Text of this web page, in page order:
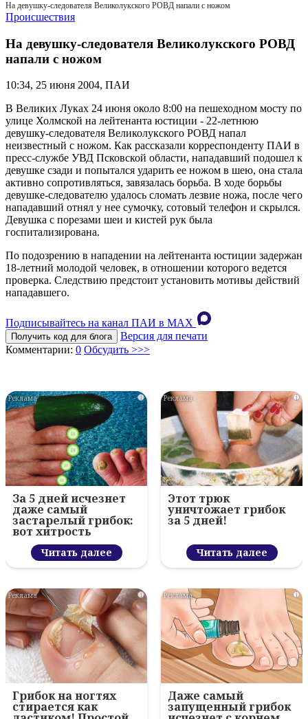
На девушку-следователя Великолукского РОВД напали с ножом
Происшествия
На девушку-следователя Великолукского РОВД
напали с ножом
10:34, 25 июня 2004, ПАИ
В Великих Луках 24 июня около 8:00 на пешеходном мосту по
улице Холмской на лейтенанта юстиции - 22-летнюю
девушку-следователя Великолукского РОВД напал
неизвестный с ножом. Как рассказали корреспонденту ПАИ в
пресс-службе УВД Псковской области, нападавший подошел к
девушке сзади и попытался ударить ее ножом в шею, она стала
активно сопротивляться, завязалась борьба. В ходе борьбы
девушке-следователю удалось сломать лезвие ножа, после чего
нападавший отнял у нее сумочку, сотовый телефон и скрылся.
Девушка с порезами шеи и кистей рук была
госпитализирована.
По подозрению в нападении на лейтенанта юстиции задержан
18-летний молодой человек, в отношении которого ведется
проверка. Следствию предстоит установить мотивы действий
нападавшего.
Подписывайтесь на канал ПАИ в MAХ
Получить код для блога
Версия для печати
Комментарии: 0 Обсудить >>>
i
За 5 дней исчезнет
даже самый
застарелый грибок:
вот хитрость
Читать далее
i
Этот трюк
уничтожает грибок
за 5 дней!
Читать далее
i
Грибок на ногтях
стирается как
i
Даже самый
запущенный грибок